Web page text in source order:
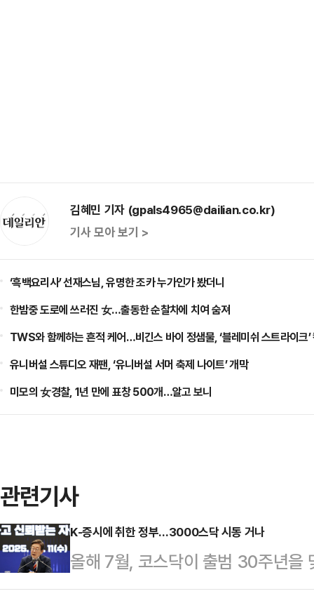
김혜민 기자 (gpals4965@dailian.co.kr)
기사 모아 보기 >
‘흑백요리사’ 선재스님, 유명한 조카 누가인가 봤더니
한밤중 도로에 쓰러진 女…출동한 순찰차에 치여 숨져
TWS와 함께하는 흔적 케어…비긴스 바이 정샘물, ‘블레미쉬 스트라이크’
유니버설 스튜디오 재팬, ‘유니버설 서머 축제 나이트’ 개막
미모의 女경찰, 1년 만에 표창 500개…알고 보니
관련기사
K-증시에 취한 정부…3000스닥 시동 거나
올해 7월, 코스닥이 출범 30주년을
3000 시대’를 목표로 제시했다.코